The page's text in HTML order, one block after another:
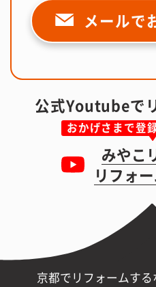
メールで
公式Youtubeで
おかげさまで登
みやこ
リフォ
京都でリフォームす